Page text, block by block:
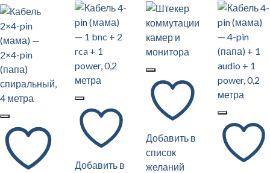
Добавить в
Добавить в
список
желаний